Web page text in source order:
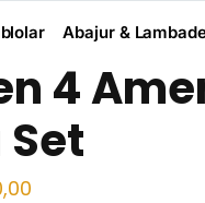
Abajur &
4
Set